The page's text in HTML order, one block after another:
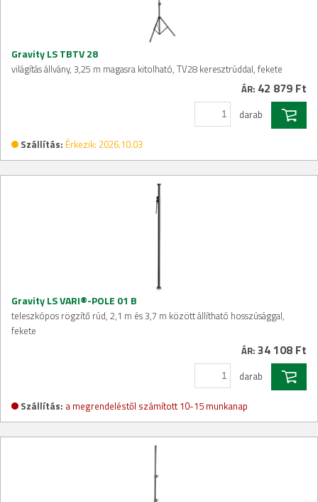
Gravity LS TBTV 28
világítás állvány, 3,25 m magasra kitolható, TV28 keresztrúddal, fekete
ÁR: 42 879 Ft
darab
Szállítás: Érkezik: 2026.10.03
Gravity LS VARI®-POLE 01 B
teleszkópos rögzítő rúd, 2,1 m és 3,7 m között állítható hosszúsággal,
fekete
ÁR: 34 108 Ft
darab
Szállítás: a megrendeléstől számított 10-15 munkanap